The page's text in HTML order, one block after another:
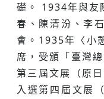
礎。 1934年與友
春、陳清汾、李
會。1935年〈小
席，受頒「臺灣
第三屆文展（原
入選第四屆文展